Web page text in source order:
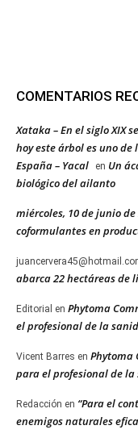
COMENTARIOS
Xataka – En el siglo XIX
hoy este árbol es uno
España – Yacal
en Un
biológico del ailanto
miércoles, 10 de junio de
coformulantes en
abarca 22 hectáreas de
Editorial en Phytoma
el profesional de la
Vicent Barres en Phytoma
para el profesional de
Redacción en “Para el
enemigos naturales